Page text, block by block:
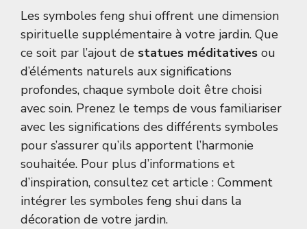
Les symboles feng shui offrent une dimension
spirituelle supplémentaire à votre jardin. Que
ce soit par l’ajout de statues méditatives ou
d’éléments naturels aux significations
profondes, chaque symbole doit être choisi
avec soin. Prenez le temps de vous familiariser
avec les significations des différents symboles
pour s’assurer qu’ils apportent l’harmonie
souhaitée. Pour plus d’informations et
d’inspiration, consultez cet article : Comment
intégrer les symboles feng shui dans la
décoration de votre jardin.